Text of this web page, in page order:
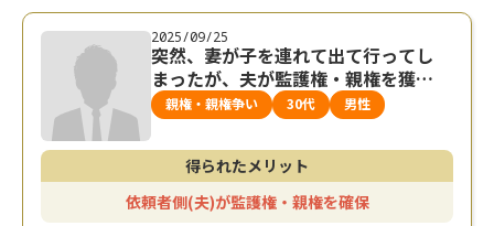
2025/09/25
突然、妻が子を連れて出て行ってし
まったが、夫が監護権・親権を獲得
できた事例
親権・親権争い 30代 男性
得られたメリット
依頼者側(夫)が監護権・親権を確保